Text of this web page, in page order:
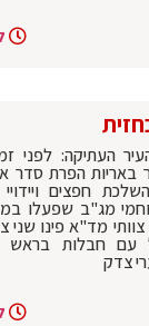
העתיקה: לפני
באריות הפרת סדר
חפצים
מג"ב שפעלו
חבלות בראש
צדק